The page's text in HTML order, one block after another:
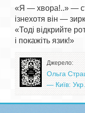
«Я — хвора!..» —
ізнехотя він —
«Тоді відкрийте
Джерело:
Ольга
— Київ: